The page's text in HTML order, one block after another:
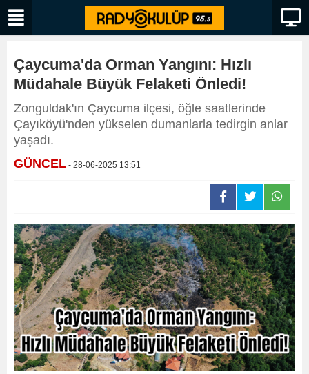
Çaycuma'da Orman Yangını: Hızlı
Müdahale Büyük Felaketi Önledi!
Zonguldak'ın Çaycuma ilçesi, öğle saatlerinde
Çayıköyü'nden yükselen dumanlarla tedirgin anlar
yaşadı.
GÜNCEL - 28-06-2025 13:51